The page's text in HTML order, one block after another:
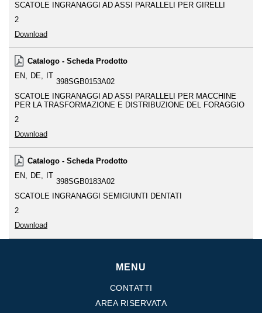
SCATOLE INGRANAGGI AD ASSI PARALLELI PER GIRELLI
2
Download
Catalogo - Scheda Prodotto
EN
DE IT
398SGB0153A02
SCATOLE INGRANAGGI AD ASSI PARALLELI PER MACCHINE
PER LA TRASFORMAZIONE E DISTRIBUZIONE DEL FORAGGIO
2
Download
Catalogo - Scheda Prodotto
EN
DE IT
398SGB0183A02
SCATOLE INGRANAGGI SEMIGIUNTI DENTATI
2
Download
MENU
CONTATTI
AREA RISERVATA